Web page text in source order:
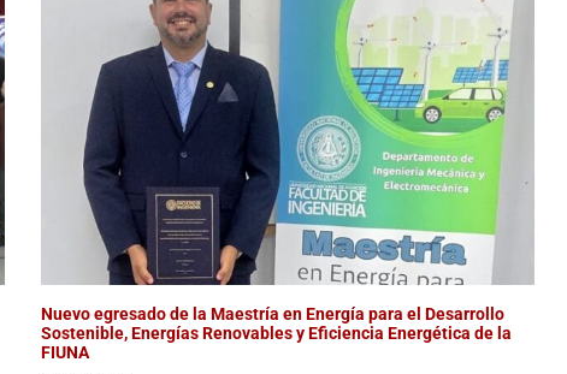
Nuevo egresado de la Maestría en Energía para el Desarrollo
Sostenible, Energías Renovables y Eficiencia Energética de la
FIUNA